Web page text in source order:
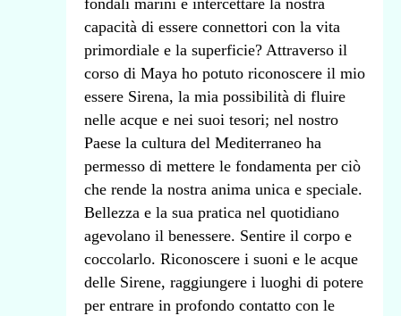
capacità di essere connettori con la vita
primordiale e la superficie? Attraverso il
corso di Maya ho potuto riconoscere il mio
essere Sirena, la mia possibilità di fluire
nelle acque e nei suoi tesori; nel nostro
Paese la cultura del Mediterraneo ha
permesso di mettere le fondamenta per ciò
che rende la nostra anima unica e speciale.
Bellezza e la sua pratica nel quotidiano
agevolano il benessere. Sentire il corpo e
coccolarlo. Riconoscere i suoni e le acque
delle Sirene, raggiungere i luoghi di potere
per entrare in profondo contatto con le